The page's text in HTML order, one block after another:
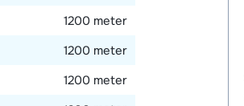
1200 meter
1200 meter
1200 meter